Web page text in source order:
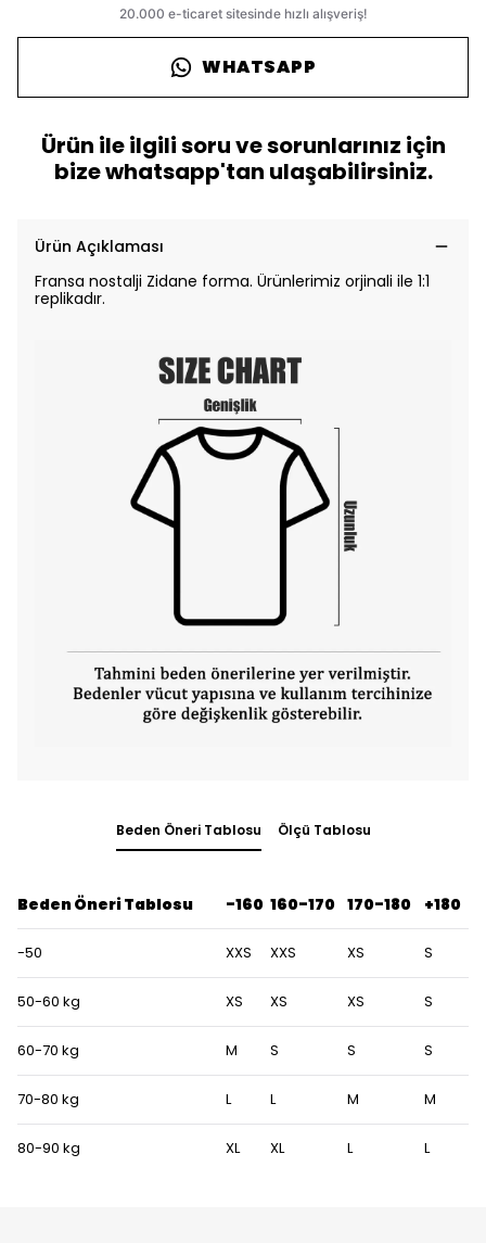
WHATSAPP
Ürün ile ilgili soru ve sorunlarınız için
bize whatsapp'tan ulaşabilirsiniz.
Ürün Açıklaması
Fransa nostalji Zidane forma. Ürünlerimiz orjinali ile 1:1
replikadır.
Beden Öneri Tablosu Ölçü Tablosu
Beden Öneri Tablosu -160 160-170 170-180 +180
-50 XXS XXS XS S
50-60 kg XS XS XS S
60-70 kg M S S S
70-80 kg L L M M
80-90 kg XL XL L L